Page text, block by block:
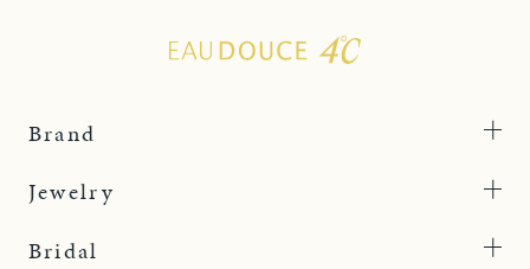
Brand
Jewelry
Bridal